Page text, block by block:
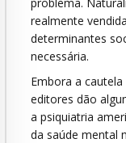
realmente
determinantes
necessária.
Embora a
editores dão
a psiquiatria
da saúde mental